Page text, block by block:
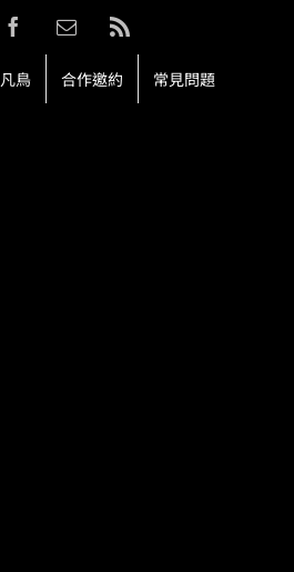
FacebookEmail:Rss
鳥 合作邀約 常見問題